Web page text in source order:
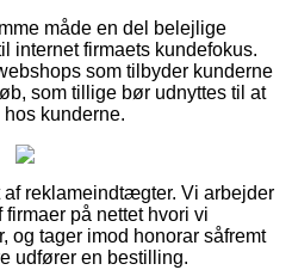
måde en del belejlige
internet firmaets kundefokus.
som tilbyder kunderne
som tillige bør udnyttes til at
kunderne.
reklameindtægter. Vi arbejder
på nettet hvori vi
og tager imod honorar såfremt
udfører en bestilling.